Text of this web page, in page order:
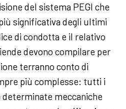
del sistema PEGI che
significativa degli ultimi
di condotta e il relativo
devono compilare per
terranno conto di
più complesse: tutti i
meccaniche